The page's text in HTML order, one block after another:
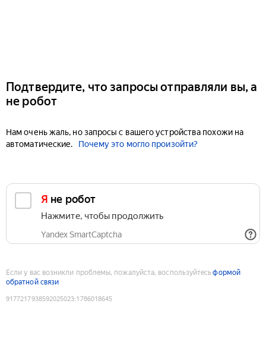
Подтвердите, что запросы отправляли вы, а
не робот
Нам очень жаль, но запросы с вашего устройства похожи на
автоматические.
Почему это могло произойти?
Я не робот
Нажмите, чтобы продолжить
Yandex SmartCaptcha
Если у вас возникли проблемы, пожалуйста, воспользуйтесьформой
обратной связи
9177217938592025023:1786018645